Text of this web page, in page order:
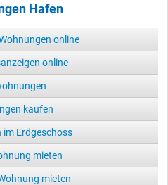
Hafen
online
online
kaufen
im Erdgeschoss
mieten
mieten